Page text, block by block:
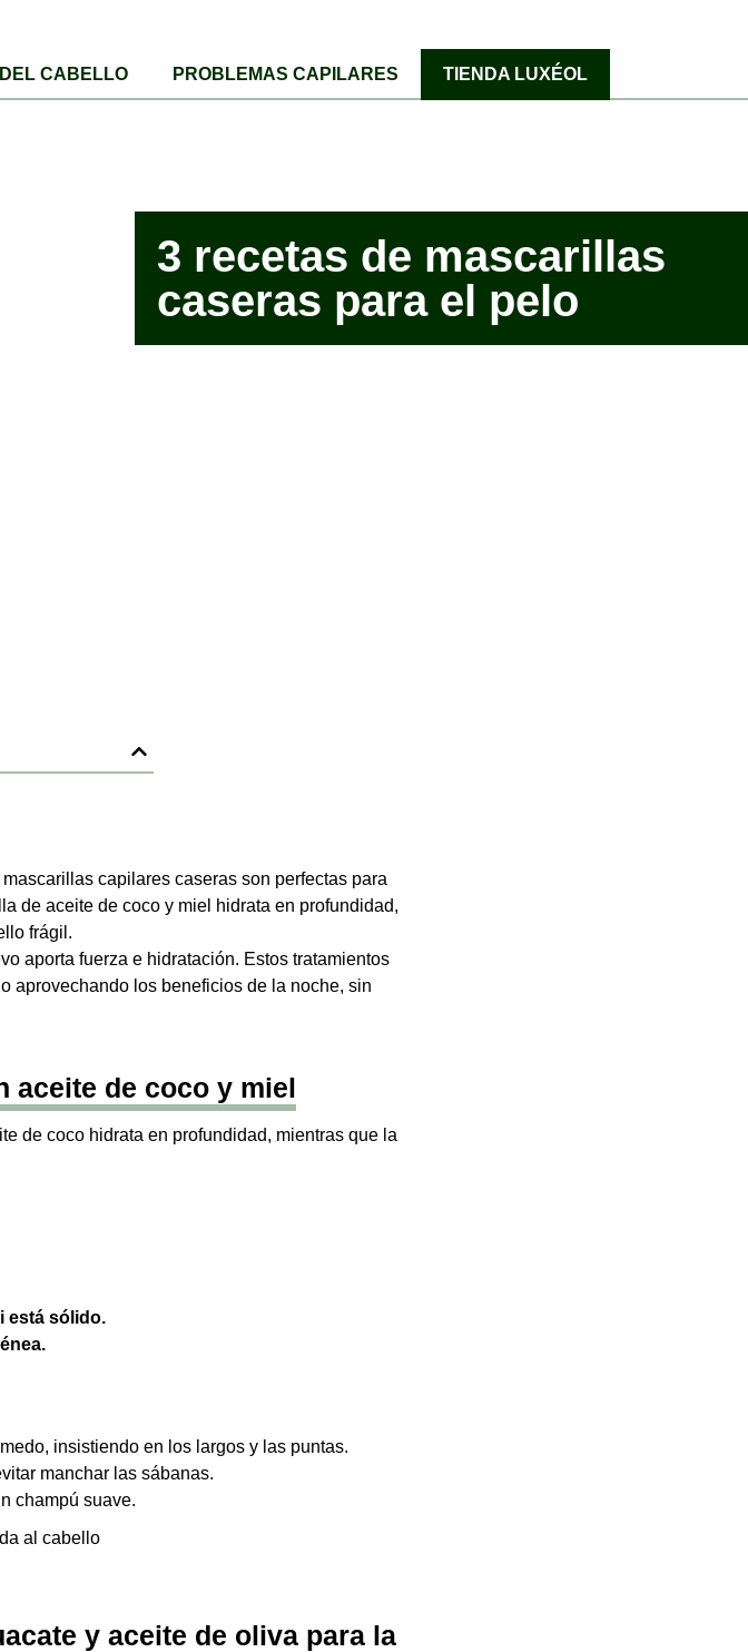
CABELLO PROBLEMAS CAPILARES TIENDA LUXÉOL
3 recetas de mascarillas
caseras para el pelo
capilares caseras son perfectas para
de aceite de coco y miel hidrata en profundidad,
frágil.
aporta fuerza e hidratación. Estos tratamientos
aprovechando los beneficios de la noche, sin
aceite de coco y miel
de coco hidrata en profundidad, mientras que la
está sólido.
insistiendo en los largos y las puntas.
manchar las sábanas.
champú suave.
y aceite de oliva para la